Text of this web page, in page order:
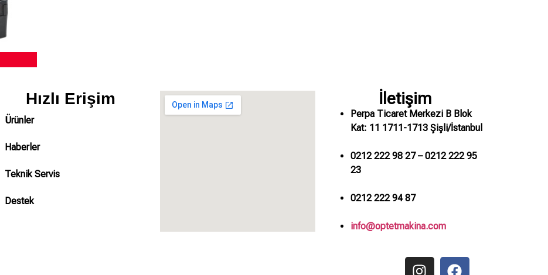
Hızlı Erişim
Ürünler
Haberler
Teknik Servis
Destek
İletişim
Perpa Ticaret Merkezi B Blok
Kat: 11 1711-1713 Şişli/İstanbul
0212 222 98 27 – 0212 222 95
23
0212 222 94 87
info@optetmakina.com